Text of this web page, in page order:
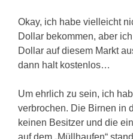
Okay, ich habe vielleicht
Dollar bekommen, aber
Dollar auf diesem Markt
dann halt kostenlos…
Um ehrlich zu sein, ich
verbrochen. Die Birnen in
keinen Besitzer und die
auf dem „Müllhaufen“